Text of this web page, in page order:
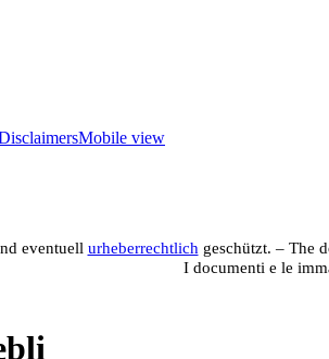
Mobile view
eventuell urheberrechtlich geschützt. – The
I documenti e le